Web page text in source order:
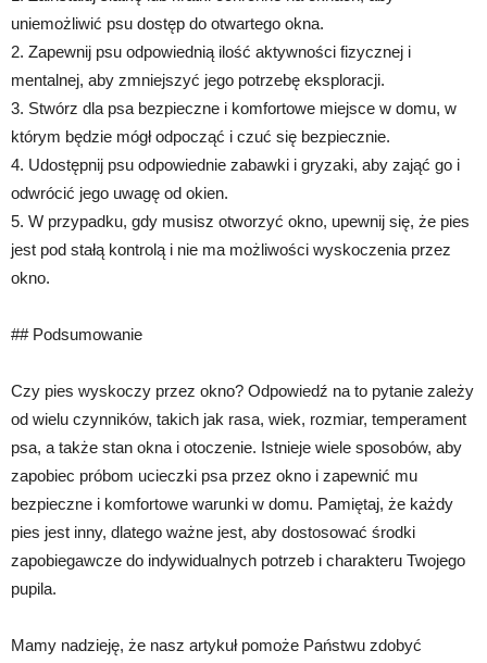
uniemożliwić psu dostęp do otwartego okna.
2. Zapewnij psu odpowiednią ilość aktywności fizycznej i
mentalnej, aby zmniejszyć jego potrzebę eksploracji.
3. Stwórz dla psa bezpieczne i komfortowe miejsce w domu, w
którym będzie mógł odpocząć i czuć się bezpiecznie.
4. Udostępnij psu odpowiednie zabawki i gryzaki, aby zająć go i
odwrócić jego uwagę od okien.
5. W przypadku, gdy musisz otworzyć okno, upewnij się, że pies
jest pod stałą kontrolą i nie ma możliwości wyskoczenia przez
okno.
## Podsumowanie
Czy pies wyskoczy przez okno? Odpowiedź na to pytanie zależy
od wielu czynników, takich jak rasa, wiek, rozmiar, temperament
psa, a także stan okna i otoczenie. Istnieje wiele sposobów, aby
zapobiec próbom ucieczki psa przez okno i zapewnić mu
bezpieczne i komfortowe warunki w domu. Pamiętaj, że każdy
pies jest inny, dlatego ważne jest, aby dostosować środki
zapobiegawcze do indywidualnych potrzeb i charakteru Twojego
pupila.
Mamy nadzieję, że nasz artykuł pomoże Państwu zdobyć